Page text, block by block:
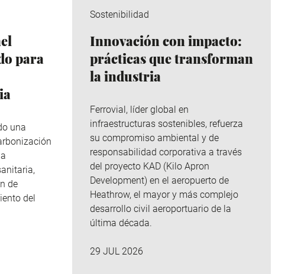
para
una
de
del
Sostenibilidad
Innovación con impacto:
prácticas que transforman
la industria
Ferrovial, líder global en
infraestructuras sostenibles, refuerza
su compromiso ambiental y de
responsabilidad corporativa a través
del proyecto KAD (Kilo Apron
Development) en el aeropuerto de
Heathrow, el mayor y más complejo
desarrollo civil aeroportuario de la
última década.
29 JUL 2026